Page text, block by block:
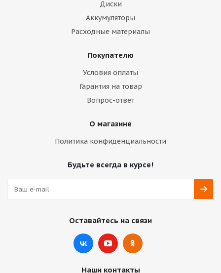
Диски
Аккумуляторы
Расходные материалы
Покупателю
Условия оплаты
Гарантия на товар
Вопрос-ответ
О магазине
Политика конфиденциальности
Будьте всегда в курсе!
Оставайтесь на связи
Наши контакты